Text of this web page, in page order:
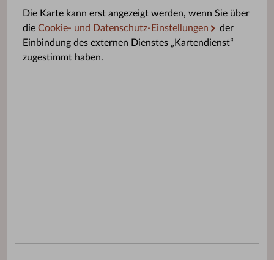
Die Karte kann erst angezeigt werden, wenn Sie über
die Cookie- und Datenschutz-Einstellungen
der
Einbindung des externen Dienstes „Kartendienst“
zugestimmt haben.